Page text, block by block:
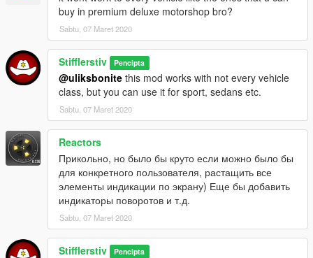
Как работает Контроль запуска:
1) Активируйте "Контроль запуска" в меню EDashboard
2) Одновременно нажмите "Газ" + "Ручник", затем просто
отпустите ручник
--------------------ИСТОРИЯ ИЗМЕНЕНИЙ-----------------------
Патч v1.01:
- Исправлена проблема с разрешениями экрана,
отличными от FullHD
- Изменены некоторые тексты
buy in premium deluxe motorshop bro?
Sabtu, 07 Maret 2020
Stifflerstiv Pencipta
@uliksbonite this mod works with not every vehicle
class, but you can use it for sport, sedans etc.
Sabtu, 07 Maret 2020
Reactors
Прикольно, но было бы круто если можно было бы
для конкретного пользователя, растащить все
элементы индикации по экрану) Еще бы добавить
индикаторы поворотов и т.д.
Sabtu, 07 Maret 2020
Stifflerstiv Pencipta